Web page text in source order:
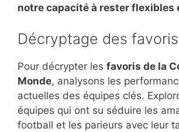
notre capacité à rester flexibles
Décryptage des favoris
Pour décrypter les favoris de la
Monde, analysons les
actuelles des équipes clés.
équipes qui ont su séduire les
football et les parieurs avec leur